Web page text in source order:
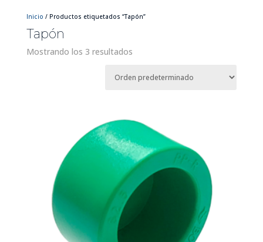
Inicio / Productos etiquetados “Tapón”
Tapón
Mostrando los 3 resultados